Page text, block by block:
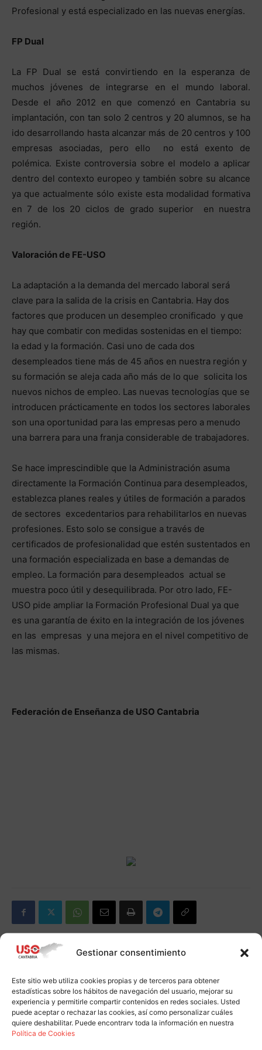
Gestionar consentimiento
Este sitio web utiliza cookies propias y de terceros para obtener
estadísticas sobre los hábitos de navegación del usuario, mejorar su
experiencia y permitirle compartir contenidos en redes sociales. Usted
puede aceptar o rechazar las cookies, así como personalizar cuáles
quiere deshabilitar. Puede encontrarv toda la información en nuestra
Política de Cookies
Profesional y está especializado en las nuevas energías.
FP Dual
La FP Dual se está convirtiendo en la esperanza de
muchos jóvenes de integrarse en el mundo laboral.
Desde el año 2012 en que comenzó en Cantabria su
implantación, con tan solo 2 centros y 20 alumnos, se ha
ido desarrollando hasta alcanzar más de 20 centros y 100
empresas asociadas, pero ello no está exento de
polémica. Existe controversia sobre el modelo a aplicar
dentro del contexto europeo y también sobre su alcance
ya que actualmente sólo existe esta modalidad formativa
en 7 de los 20 ciclos de grado superior en nuestra
región.
Valoración de FE-USO
La adaptación a la demanda del mercado laboral será
clave para la salida de la crisis en Cantabria. Hay dos
factores que producen un desempleo cronificado y que
hay que combatir con medidas sostenidas en el tiempo:
la edad y la formación. Casi uno de cada dos
desempleados tiene más de 45 años en nuestra región y
su formación se aleja cada año más de lo que solicita los
nuevos nichos de empleo. Las nuevas tecnologías que se
introducen prácticamente en todos los sectores laborales
son una oportunidad para las empresas pero a menudo
una barrera para una franja considerable de trabajadores.
Se hace imprescindible que la Administración asuma
directamente la Formación Continua para desempleados,
establezca planes reales y útiles de formación a parados
de sectores excedentarios para rehabilitarlos en nuevas
profesiones. Esto solo se consigue a través de
certificados de profesionalidad que estén sustentados en
una formación especializada en base a demandas de
empleo. La formación para desempleados actual se
muestra poco útil y desequilibrada. Por otro lado, FE-
USO pide ampliar la Formación Profesional Dual ya que
es una garantía de éxito en la integración de los jóvenes
en las empresas y una mejora en el nivel competitivo de
las mismas.
Federación de Enseñanza de USO Cantabria
La mayor federación sindical
europea pide «la readmisión
inmediata» de los despedidos
de GSW.
USO acusa al Gobierno
cántabro de encubrir el
despido de sindicalistas en
GSW